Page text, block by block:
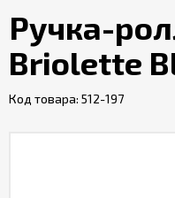
Обзоры
ручек
Контакты
Ручка-
Briolette
Код товара: 512-197